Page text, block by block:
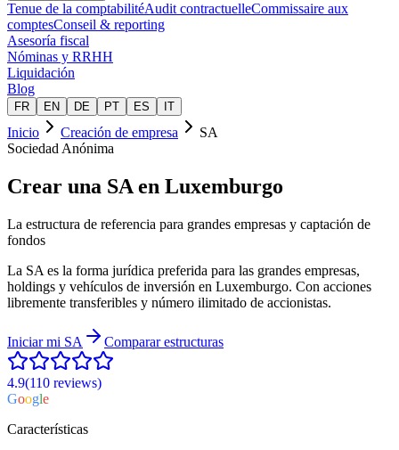
Tenue de la comptabilitéAudit contractuelleCommissaire aux
comptesConseil & reporting
Asesoría fiscal
Nóminas y RRHH
Liquidación
Blog
FR EN DE PT ES IT
Inicio Creación de empresa
SA
Sociedad Anónima
Crear una SA en Luxemburgo
La estructura de referencia para grandes empresas y captación de
fondos
La SA es la forma jurídica preferida para las grandes empresas,
holdings y vehículos de inversión en Luxemburgo. Con acciones
libremente transferibles y número ilimitado de accionistas.
Iniciar mi SA Comparar estructuras
4.9(110 reviews)
Google
Características